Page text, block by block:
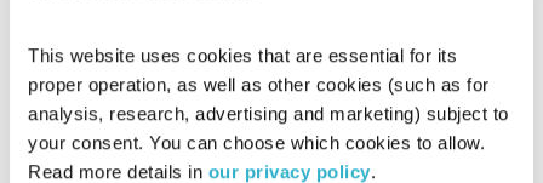
This website uses cookies that are essential for its
proper operation, as well as other cookies (such as for
analysis, research, advertising and marketing) subject to
your consent. You can choose which cookies to allow.
Read more details in our privacy policy.
שרי אריסון מארחת את שירה רודרמן
תכניות וקטעים נבחרים
שדרנים מתחלפים